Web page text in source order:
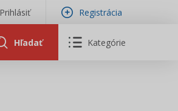
Prihlásiť Registrácia
Hľadať Kategórie